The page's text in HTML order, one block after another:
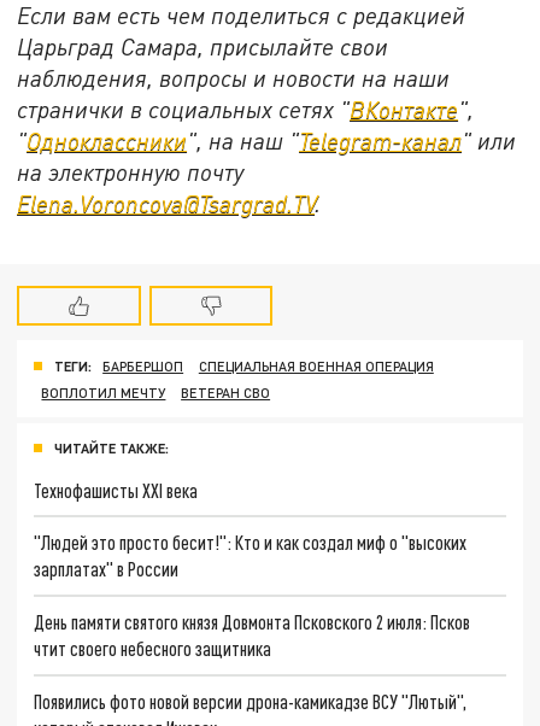
Если вам есть чем поделиться с редакцией
Царьград Самара, присылайте свои
наблюдения, вопросы и новости на наши
странички в социальных сетях "ВКонтакте",
"Одноклассники", на наш "Telegram-канал" или
на электронную почту
Elena.Voroncova@Tsargrad.TV.
ТЕГИ: БАРБЕРШОП
СПЕЦИАЛЬНАЯ ВОЕННАЯ ОПЕРАЦИЯ
ВОПЛОТИЛ МЕЧТУ
ВЕТЕРАН СВО
ЧИТАЙТЕ ТАКЖЕ:
Технофашисты XXI века
"Людей это просто бесит!": Кто и как создал миф о "высоких
зарплатах" в России
День памяти святого князя Довмонта Псковского 2 июля: Псков
чтит своего небесного защитника
Появились фото новой версии дрона-камикадзе ВСУ "Лютый",